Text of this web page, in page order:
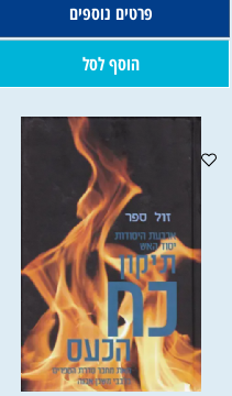
פרטים נוספים
הוסף לסל